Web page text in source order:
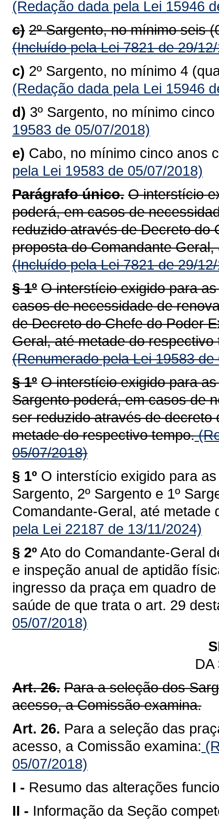
(Redação dada pela Lei 15946
c) 2º Sargento, no mínimo seis
(Incluído pela Lei 7821 de 29/
c) 2º Sargento, no mínimo 4
(Redação dada pela Lei 15946
d) 3º Sargento, no mínimo
19583 de 05/07/2018)
e) Cabo, no mínimo cinco anos
pela Lei 19583 de 05/07/2018)
Parágrafo único. O interstício
poderá, em casos de
reduzido através de Decreto do
proposta do Comandante
(Incluído pela Lei 7821 de 29/
§ 1º O interstício exigido para
casos de necessidade de
de Decreto do Chefe do Poder
Geral, até metade do respectivo
(Renumerado pela Lei 19583 de
§ 1º O interstício exigido para
Sargento poderá, em casos de
ser reduzido através de
metade do respectivo tempo.
05/07/2018)
§ 1º O interstício exigido para
Sargento, 2º Sargento e 1º
Comandante-Geral, até metade
pela Lei 22187 de 13/11/2024)
§ 2º Ato do Comandante-Geral
e inspeção anual de aptidão
ingresso da praça em quadro
saúde de que trata o art. 29
05/07/2018)
DA
Art. 26. Para a seleção dos
acesso, a Comissão examina.
Art. 26. Para a seleção das
acesso, a Comissão examina:
05/07/2018)
I - Resumo das alterações
II - Informação da Seção